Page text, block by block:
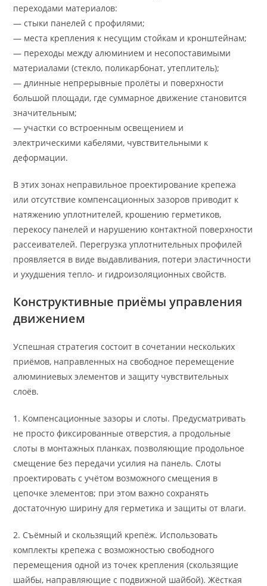
переходами материалов:
— стыки панелей с профилями;
— места крепления к несущим стойкам и кронштейнам;
— переходы между алюминием и несопоставимыми
материалами (стекло, поликарбонат, утеплитель);
— длинные непрерывные пролёты и поверхности
большой площади, где суммарное движение становится
значительным;
— участки со встроенным освещением и
электрическими кабелями, чувствительными к
деформации.
В этих зонах неправильное проектирование крепежа
или отсутствие компенсационных зазоров приводит к
натяжению уплотнителей, крошению герметиков,
перекосу панелей и нарушению контактной поверхности
рассеивателей. Перегрузка уплотнительных профилей
проявляется в виде выдавливания, потери эластичности
и ухудшения тепло- и гидроизоляционных свойств.
Конструктивные приёмы управления
движением
Успешная стратегия состоит в сочетании нескольких
приёмов, направленных на свободное перемещение
алюминиевых элементов и защиту чувствительных
слоёв.
1. Компенсационные зазоры и слоты. Предусматривать
не просто фиксированные отверстия, а продольные
слоты в монтажных планках, позволяющие продольное
смещение без передачи усилия на панель. Слоты
проектировать с учётом возможного смещения в
цепочке элементов; при этом важно сохранять
достаточную ширину для герметика и защиты от влаги.
2. Съёмный и скользящий крепёж. Использовать
комплекты крепежа с возможностью свободного
перемещения одной из точек крепления (скользящие
шайбы, направляющие с подвижной шайбой). Жёсткая